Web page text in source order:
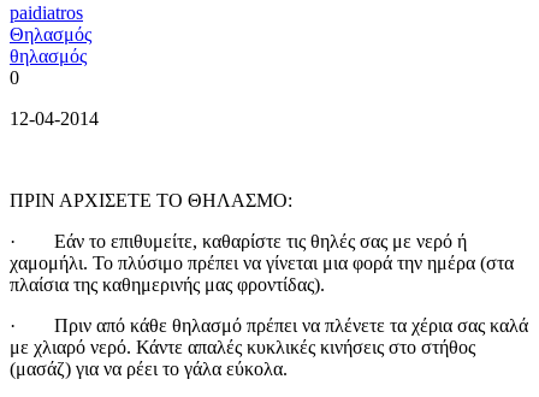
paidiatros
Θηλασμός
θηλασμός
0
12-04-2014
ΠΡΙΝ ΑΡΧΙΣΕΤΕ ΤΟ ΘΗΛΑΣΜΟ:
· Εάν το επιθυμείτε, καθαρίστε τις θηλές σας με νερό ή
χαμομήλι. Το πλύσιμο πρέπει να γίνεται μια φορά την ημέρα (στα
πλαίσια της καθημερινής μας φροντίδας).
· Πριν από κάθε θηλασμό πρέπει να πλένετε τα χέρια σας καλά
με χλιαρό νερό. Κάντε απαλές κυκλικές κινήσεις στο στήθος
(μασάζ) για να ρέει το γάλα εύκολα.